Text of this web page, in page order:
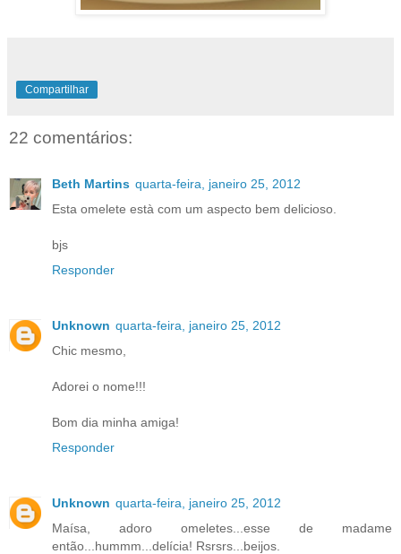
Compartilhar
22 comentários:
Beth Martins quarta-feira, janeiro 25, 2012
Esta omelete està com um aspecto bem delicioso.
bjs
Responder
Unknown quarta-feira, janeiro 25, 2012
Chic mesmo,
Adorei o nome!!!
Bom dia minha amiga!
Responder
Unknown quarta-feira, janeiro 25, 2012
Maísa, adoro omeletes...esse de madame
então...hummm...delícia! Rsrsrs...beijos.